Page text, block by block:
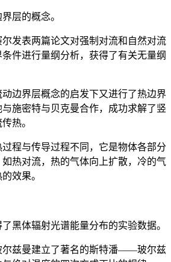
层的概念。
尔发表两篇论文对强制对流和自然对流
件进行量纲分析，获得了有关无量纲
动边界层概念的启发下又进行了热边界
与施密特与贝克曼合作，成功求解了竖
热。
程与传导过程不同，它是物体各部分
热对流，热的气体向上扩散，冷的气
效果。
黑体辐射光谱能量分布的实验数据。
尔兹曼建立了著名的斯特潘——玻尔兹